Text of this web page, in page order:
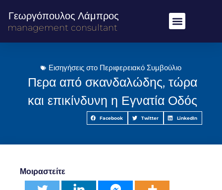
Γεωργόπουλος Λάμπρος
management consultant
Εισηγήσεις στο Περιφερειακό Συμβούλιο
Περα από σκανδαλώδης, τώρα
και επικίνδυνη η Εγνατία Οδός
Facebook Twitter LinkedIn
Μοιραστείτε